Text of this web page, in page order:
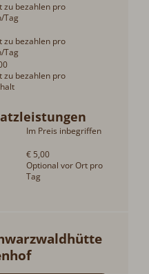
zu bezahlen pro
Tag
zu bezahlen pro
Tag
zu bezahlen pro
Im Preis inbegriffen
€ 5,00
Optional vor Ort pro
Tag